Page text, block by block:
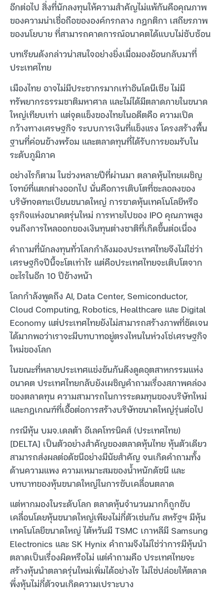
อีกต่อไป สิ่งที่นักลงทุนให้ความสำคัญไม่แพ้กันคือคุณภาพ
ของความน่าเชื่อถือขององค์กรกลาง กฎกติกา เสถียรภาพ
ของนโยบาย ที่สามารถคาดการณ์อนาคตได้แบบไม่ซับซ้อน
บทเรียนดังกล่าวน่าสนใจอย่างยิ่งเมื่อมองย้อนกลับมาที่
ประเทศไทย
เมืองไทย อาจไม่มีประชากรมากเท่าอินโดนีเซีย ไม่มี
ทรัพยากรธรรมชาติมหาศาล และไม่ได้มีตลาดภายในขนาด
ใหญ่เทียบเท่า แต่จุดแข็งของไทยในอดีตคือ ความเปิด
กว้างทางเศรษฐกิจ ระบบการเงินที่แข็งแรง โครงสร้างพื้น
ฐานที่ค่อนข้างพร้อม และตลาดทุนที่ได้รับการยอมรับใน
ระดับภูมิภาค
อย่างไรก็ตาม ในช่วงหลายปีที่ผ่านมา ตลาดหุ้นไทยเผชิญ
โจทย์ที่แตกต่างออกไป นั่นคือการเติบโตที่ชะลอลงของ
บริษัทจดทะเบียนขนาดใหญ่ การขาดหุ้นเทคโนโลยีหรือ
ธุรกิจแห่งอนาคตรุ่นใหม่ การหายไปของ IPO คุณภาพสูง
จนถึงการไหลออกของเงินทุนต่างชาติที่เกิดขึ้นต่อเนื่อง
คำถามที่นักลงทุนทั่วโลกกำลังมองประเทศไทยจึงไม่ใช่ว่า
เศรษฐกิจปีนี้จะโตเท่าไร แต่คือประเทศไทยจะเติบโตจาก
อะไรในอีก 10 ปีข้างหน้า
โลกกำลังพูดถึง AI, Data Center, Semiconductor,
Cloud Computing, Robotics, Healthcare และ Digital
Economy แต่ประเทศไทยยังไม่สามารถสร้างภาพที่ชัดเจน
ได้มากพอว่าเราจะมีบทบาทอยู่ตรงไหนในห่วงโซ่เศรษฐกิจ
ใหม่ของโลก
ในขณะที่หลายประเทศแข่งขันกันดึงดูดอุตสาหกรรมแห่ง
อนาคต ประเทศไทยกลับยังเผชิญคำถามเรื่องสภาพคล่อง
ของตลาดทุน ความสามารถในการระดมทุนของบริษัทใหม่
และกฎเกณฑ์ที่เอื้อต่อการสร้างบริษัทขนาดใหญ่รุ่นต่อไป
กรณีหุ้น บมจ.เดลต้า อีเลคโทรนิคส์ (ประเทศไทย)
[DELTA] เป็นตัวอย่างสำคัญของตลาดหุ้นไทย หุ้นตัวเดียว
สามารถส่งผลต่อดัชนีอย่างมีนัยสำคัญ จนเกิดคำถามทั้ง
ด้านความแพง ความเหมาะสมของน้ำหนักดัชนี และ
บทบาทของหุ้นขนาดใหญ่ในการขับเคลื่อนตลาด
แต่หากมองในระดับโลก ตลาดหุ้นจำนวนมากก็ถูกขับ
เคลื่อนโดยหุ้นขนาดใหญ่เพียงไม่กี่ตัวเช่นกัน สหรัฐฯ มีหุ้น
เทคโนโลยีขนาดใหญ่ ไต้หวันมี TSMC เกาหลีมี Samsung
Electronics และ SK Hynix คำถามจึงไม่ใช่ว่าการมีหุ้นนำ
ตลาดเป็นเรื่องผิดหรือไม่ แต่คำถามคือ ประเทศไทยจะ
สร้างหุ้นนำตลาดรุ่นใหม่เพิ่มได้อย่างไร ไม่ใช่ปล่อยให้ตลาด
พึ่งหุ้นไม่กี่ตัวจนเกิดความเปราะบาง